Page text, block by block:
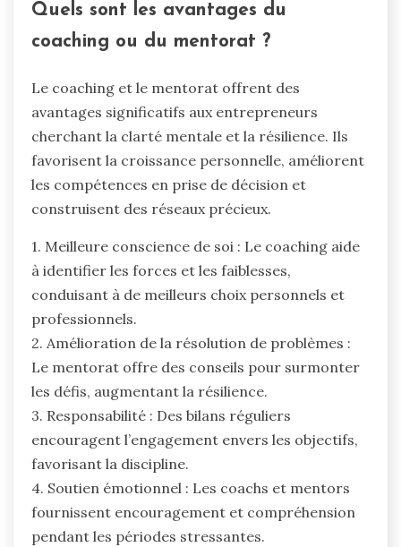
Quels sont les avantages du
coaching ou du mentorat ?
Le coaching et le mentorat offrent des
avantages significatifs aux entrepreneurs
cherchant la clarté mentale et la résilience. Ils
favorisent la croissance personnelle, améliorent
les compétences en prise de décision et
construisent des réseaux précieux.
1. Meilleure conscience de soi : Le coaching aide
à identifier les forces et les faiblesses,
conduisant à de meilleurs choix personnels et
professionnels.
2. Amélioration de la résolution de problèmes :
Le mentorat offre des conseils pour surmonter
les défis, augmentant la résilience.
3. Responsabilité : Des bilans réguliers
encouragent l’engagement envers les objectifs,
favorisant la discipline.
4. Soutien émotionnel : Les coachs et mentors
fournissent encouragement et compréhension
pendant les périodes stressantes.